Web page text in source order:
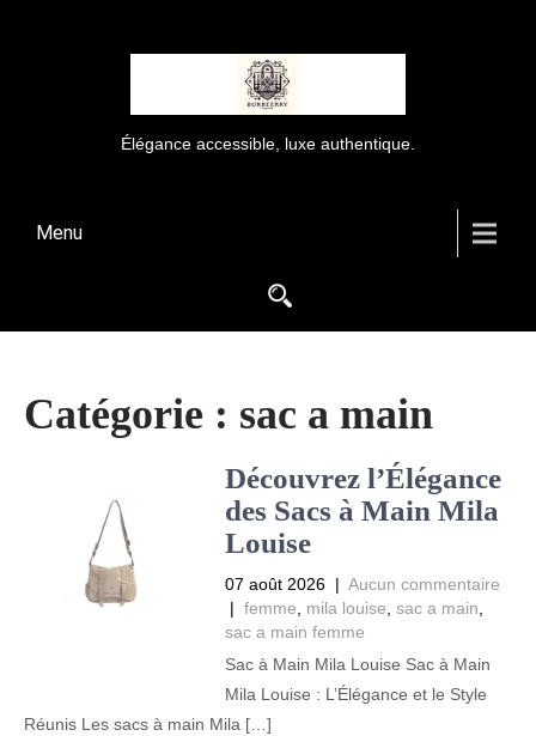
Élégance accessible, luxe authentique.
Menu
Catégorie : sac a main
Découvrez l’Élégance
des Sacs à Main Mila
Louise
07 août 2026 | Aucun commentaire
| femme mila louise sac a main
sac a main femme
Sac à Main Mila Louise Sac à Main
Mila Louise : L’Élégance et le Style
Réunis Les sacs à main Mila […]